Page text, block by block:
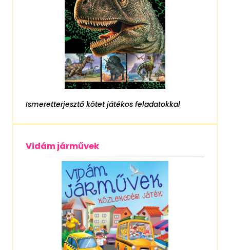
Ismeretterjesztő kötet játékos feladatokkal
Vidám járművek